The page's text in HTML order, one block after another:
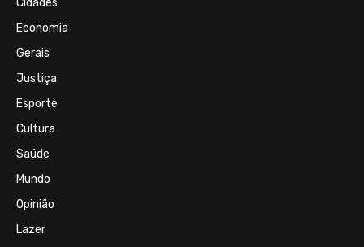
Cidades
Economia
Gerais
Justiça
Esporte
Cultura
Saúde
Mundo
Opinião
Lazer